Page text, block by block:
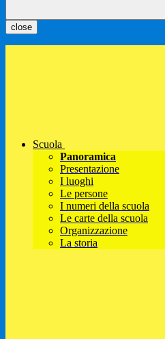
close
Scuola
Panoramica
Presentazione
I luoghi
Le persone
I numeri della scuola
Le carte della scuola
Organizzazione
La storia